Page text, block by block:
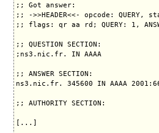
;; Got answer:
;; ->>HEADER<<- opcode: QUERY,
;; flags: qr aa rd; QUERY: 1,
;; QUESTION SECTION:
;ns3.nic.fr. IN AAAA
;; ANSWER SECTION:
ns3.nic.fr. 345600 IN AAAA
;; AUTHORITY SECTION:
[...]